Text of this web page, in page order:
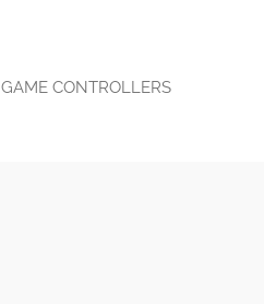
GAME CONTROLLERS